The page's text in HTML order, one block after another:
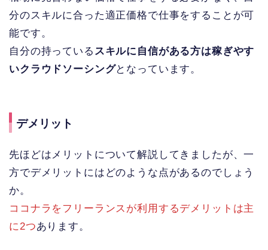
分のスキルに合った適正価格で仕事をすることが可
能です。
自分の持っている スキルに自信がある方は稼ぎやす
いクラウドソーシングとなっています。
デメリット
先ほどはメリットについて解説してきましたが、一
方でデメリットにはどのような点があるのでしょう
か。
ココナラをフリーランスが利用するデメリットは主
に2つあります。